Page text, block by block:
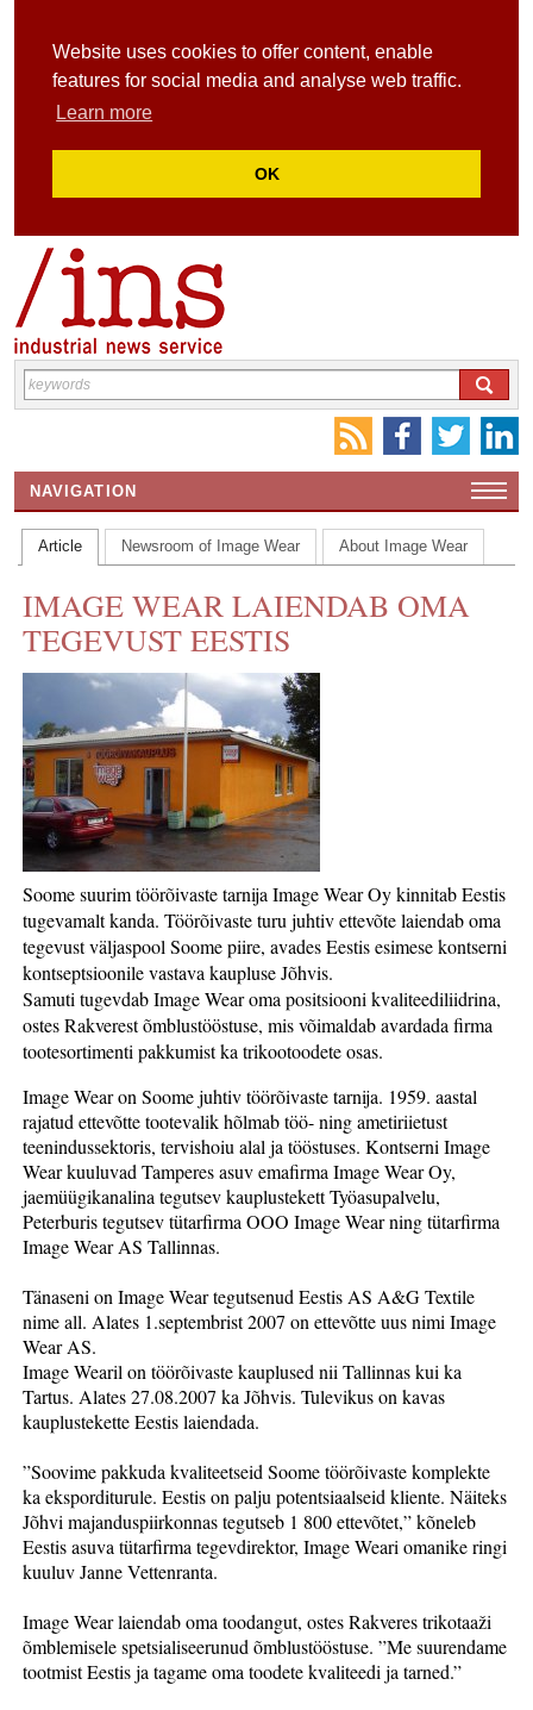
Website uses cookies to offer content, enable
features for social media and analyse web traffic.
Learn more
OK
NAVIGATION
HOME
CONTACT US
INS MAIN WEBSITE
ABOUT US
Article Newsroom of Image Wear About Image Wear
IMAGE WEAR LAIENDAB OMA
TEGEVUST EESTIS
Soome suurim töörõivaste tarnija Image Wear Oy kinnitab Eestis
tugevamalt kanda. Töörõivaste turu juhtiv ettevõte laiendab oma
tegevust väljaspool Soome piire, avades Eestis esimese kontserni
kontseptsioonile vastava kaupluse Jõhvis.
Samuti tugevdab Image Wear oma positsiooni kvaliteediliidrina,
ostes Rakverest õmblustööstuse, mis võimaldab avardada firma
tootesortimenti pakkumist ka trikootoodete osas.
Image Wear on Soome juhtiv töörõivaste tarnija. 1959. aastal
rajatud ettevõtte tootevalik hõlmab töö- ning ametiriietust
teenindussektoris, tervishoiu alal ja tööstuses. Kontserni Image
Wear kuuluvad Tamperes asuv emafirma Image Wear Oy,
jaemüügikanalina tegutsev kauplustekett Työasupalvelu,
Peterburis tegutsev tütarfirma OOO Image Wear ning tütarfirma
Image Wear AS Tallinnas.
Tänaseni on Image Wear tegutsenud Eestis AS A&G Textile
nime all. Alates 1.septembrist 2007 on ettevõtte uus nimi Image
Wear AS.
Image Wearil on töörõivaste kauplused nii Tallinnas kui ka
Tartus. Alates 27.08.2007 ka Jõhvis. Tulevikus on kavas
kauplustekette Eestis laiendada.
”Soovime pakkuda kvaliteetseid Soome töörõivaste komplekte
ka eksporditurule. Eestis on palju potentsiaalseid kliente. Näiteks
Jõhvi majanduspiirkonnas tegutseb 1 800 ettevõtet,” kõneleb
Eestis asuva tütarfirma tegevdirektor, Image Weari omanike ringi
kuuluv Janne Vettenranta.
Image Wear laiendab oma toodangut, ostes Rakveres trikotaaži
õmblemisele spetsialiseerunud õmblustööstuse. ”Me suurendame
tootmist Eestis ja tagame oma toodete kvaliteedi ja tarned.”